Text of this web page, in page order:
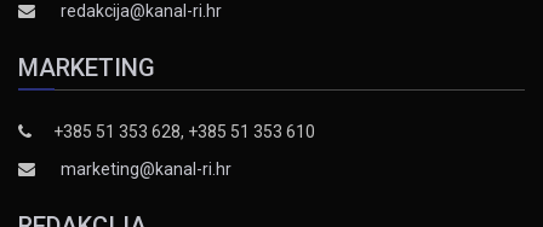
redakcija@kanal-ri.hr
MARKETING
+385 51 353 628, +385 51 353 610
marketing@kanal-ri.hr